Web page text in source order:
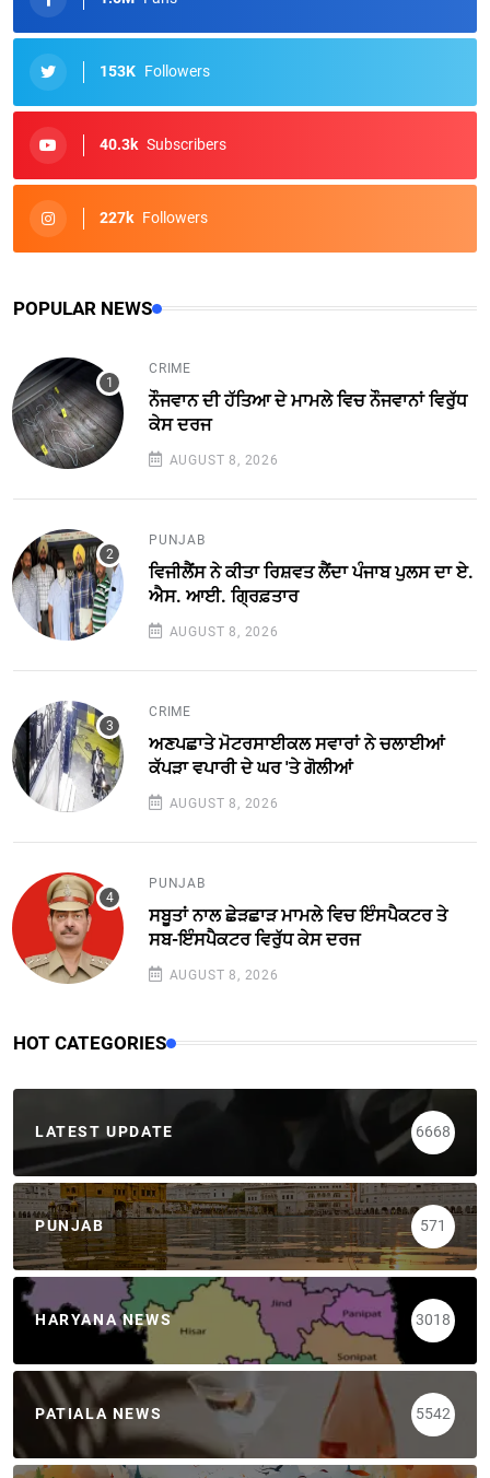
153K Followers
40.3k Subscribers
227k Followers
POPULAR NEWS
CRIME
ਨੌਜਵਾਨ ਦੀ ਹੱਤਿਆ ਦੇ ਮਾਮਲੇ ਵਿਚ ਨੌਜਵਾਨਾਂ ਵਿਰੁੱਧ
ਕੇਸ ਦਰਜ
AUGUST 8, 2026
PUNJAB
ਵਿਜੀਲੈਂਸ ਨੇ ਕੀਤਾ ਰਿਸ਼ਵਤ ਲੈਂਦਾ ਪੰਜਾਬ ਪੁਲਸ ਦਾ ਏ.
ਐਸ. ਆਈ. ਗ੍ਰਿਫ਼ਤਾਰ
AUGUST 8, 2026
CRIME
ਅਣਪਛਾਤੇ ਮੋਟਰਸਾਈਕਲ ਸਵਾਰਾਂ ਨੇ ਚਲਾਈਆਂ
ਕੱਪੜਾ ਵਪਾਰੀ ਦੇ ਘਰ 'ਤੇ ਗੋਲੀਆਂ
AUGUST 8, 2026
PUNJAB
ਸਬੂਤਾਂ ਨਾਲ ਛੇੜਛਾੜ ਮਾਮਲੇ ਵਿਚ ਇੰਸਪੈਕਟਰ ਤੇ
ਸਬ-ਇੰਸਪੈਕਟਰ ਵਿਰੁੱਧ ਕੇਸ ਦਰਜ
AUGUST 8, 2026
HOT CATEGORIES
LATEST UPDATE 6668
PUNJAB 571
HARYANA NEWS 3018
PATIALA NEWS 5542